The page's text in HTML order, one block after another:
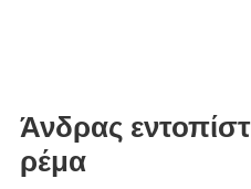
Άνδρας
ρέμα